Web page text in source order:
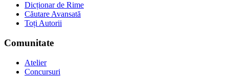
Dicționar de Rime
Căutare Avansată
Toți Autorii
Comunitate
Atelier
Concursuri